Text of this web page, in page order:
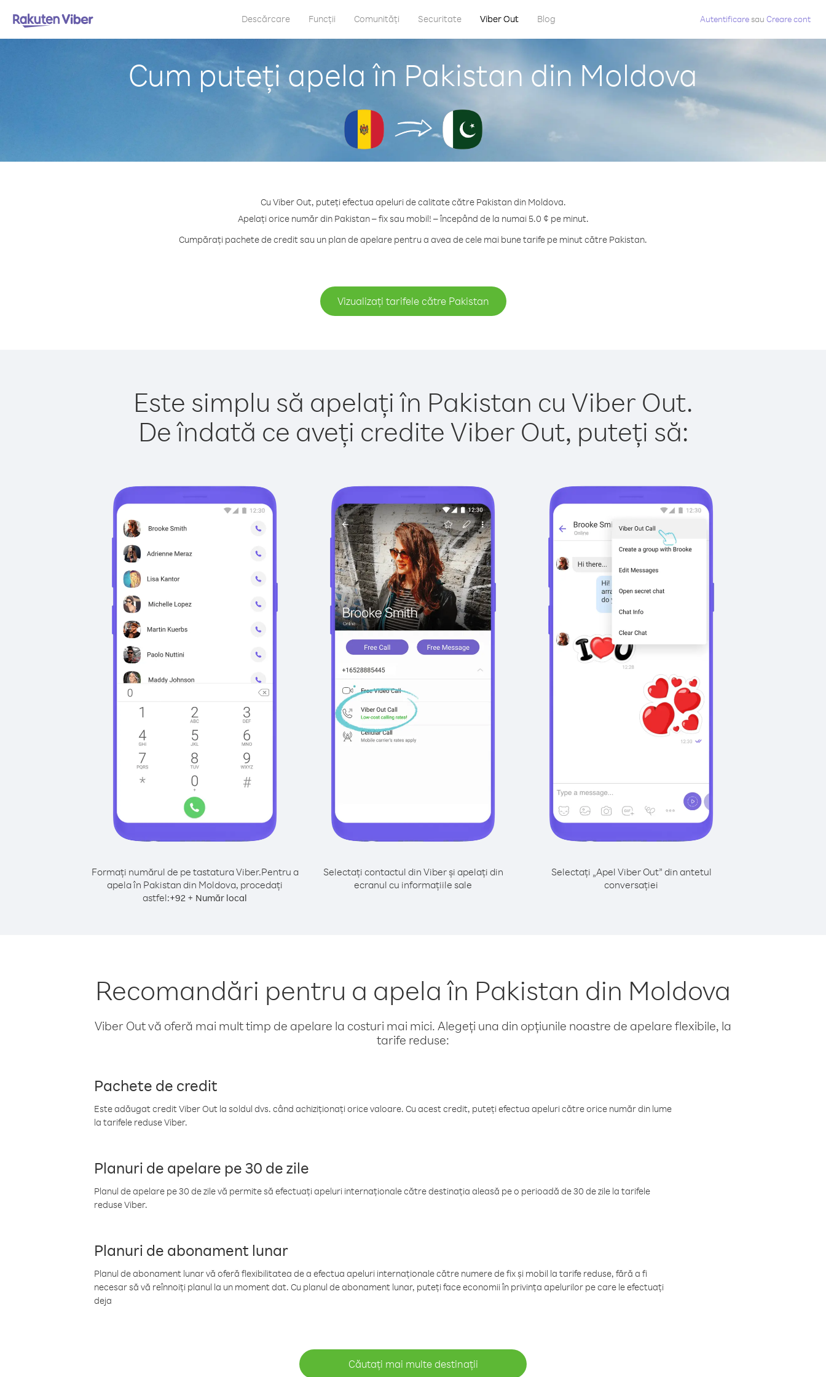
Descărcare Funcții Comunități Securitate Viber Out Blog Autentificaresau Creare cont
Cum puteți apela în Pakistan din Moldova
Cu Viber Out, puteți efectua apeluri de calitate către Pakistan din Moldova.
Apelați orice număr din Pakistan – fix sau mobil! – începând de la numai 5.0 ¢ pe minut.
Cumpărați pachete de credit sau un plan de apelare pentru a avea de cele mai bune tarife pe minut către Pakistan.
Vizualizați tarifele către Pakistan
Este simplu să apelați în Pakistan cu Viber Out.
De îndată ce aveți credite Viber Out, puteți să:
Formați numărul de pe tastatura Viber.Pentru a
apela în Pakistan din Moldova, procedați
astfel:+92 + Număr local
Selectați contactul din Viber și apelați din
ecranul cu informațiile sale
Selectați „Apel Viber Out” din antetul
conversației
Recomandări pentru a apela în Pakistan din Moldova
Viber Out vă oferă mai mult timp de apelare la costuri mai mici. Alegeți una din opțiunile noastre de apelare flexibile, la
tarife reduse:
Pachete de credit
Este adăugat credit Viber Out la soldul dvs. când achiziționați orice valoare. Cu acest credit, puteți efectua apeluri către orice număr din lume
la tarifele reduse Viber.
Planuri de apelare pe 30 de zile
Planul de apelare pe 30 de zile vă permite să efectuați apeluri internaționale către destinația aleasă pe o perioadă de 30 de zile la tarifele
reduse Viber.
Planuri de abonament lunar
Planul de abonament lunar vă oferă flexibilitatea de a efectua apeluri internaționale către numere de fix și mobil la tarife reduse, fără a fi
necesar să vă reînnoiți planul la un moment dat. Cu planul de abonament lunar, puteți face economii în privința apelurilor pe care le efectuați
deja
Căutați mai multe destinații